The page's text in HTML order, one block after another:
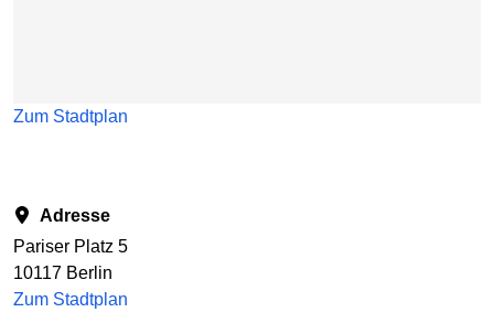
Zum Stadtplan
Adresse
Pariser Platz 5
10117 Berlin
Zum Stadtplan